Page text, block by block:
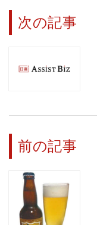
次の記事
前の記事